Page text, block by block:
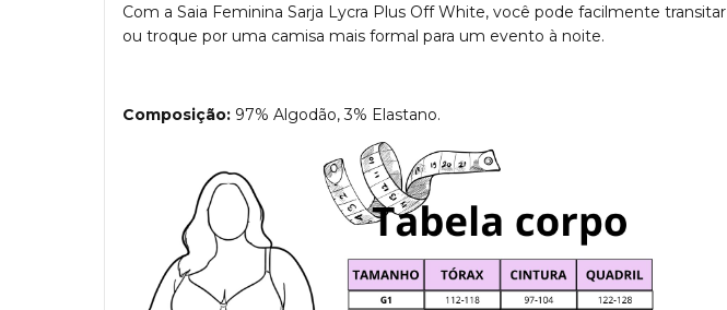
Com a Saia Feminina Sarja Lycra Plus Off White, você pode facilmente
ou troque por uma camisa mais formal para um evento à noite.
Composição: 97% Algodão, 3% Elastano.